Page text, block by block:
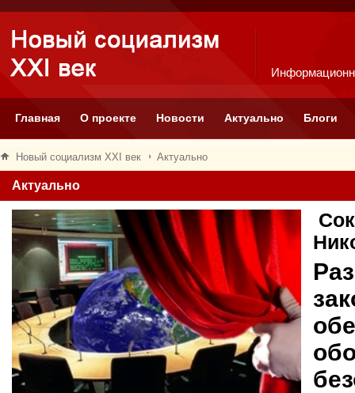
Главная О проекте Новости Актуально Блоги
Новый социализм XXI век Актуально
Актуально